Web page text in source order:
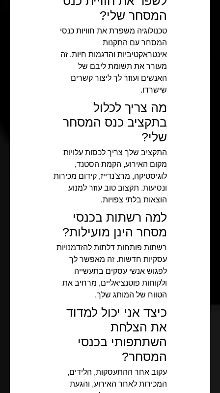
המסחר שלי?
טכנולוגיה משפרת את חוויות כנסי
המסחר עם התקנות
אינטראקטיביות והדגמות חיות. זה
מעורר את תשומת ליבם של
האנשים ועוזר לך ליצור קשרים
שישרדו.
מה צריך לכלול
בתקציב כנס המסחר
שלי?
התקציב שלך צריך לכסות עלויות
מקום האירוע, הקמת הסטנד,
לוגיסטיקה, מרצ'נדייז, קידום מכירות
ונסיעות. תקצוב טוב עוזר למנוע
הוצאות בלתי צפויות.
למה רשתות בכנסי
מסחר הינן מועילות?
רשתות פותחות דלתות להזדמנויות
עסקיות חדשות. זה מאפשר לך
לפגוש אנשי עסקים בתעשייה
ולקוחות פוטנציאליים, מרחיב את
הטווח של המותג שלך.
כיצד אני יכול למדוד
את הצלחת
השתתפותי בכנסי
המסחר?
עקוב אחר ההתעסקות, הלידים,
המכירות לאחר האירוע, והגעת